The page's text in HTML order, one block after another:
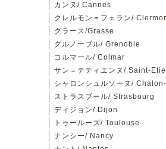
カンヌ/ Cannes
クレルモン＝フェラン/
グラース/Grasse
グルノーブル/ Grenoble
コルマール/ Colmar
サン＝テティエンヌ/ Saint-
シャロンシュルソーヌ/
ストラスブール/ Strasbourg
ディジョン/ Dijon
トゥールーズ/ Toulouse
ナンシー/ Nancy